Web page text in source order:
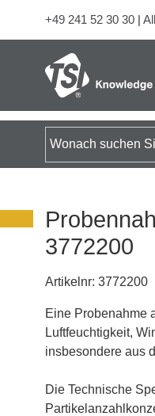
+49 241 52 30 30 |
Suchen nach
3772200
Artikelnr: 3772200
Eine Probenahme
Luftfeuchtigkeit,
insbesondere aus
Die Technische